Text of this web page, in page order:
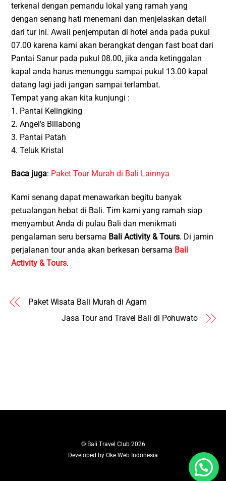
terkenal dengan pemandu lokal yang ramah yang
dengan senang hati menemani dan menjelaskan detail
dari tur ini. Awali penjemputan di hotel anda pada pukul
07.00 karena kami akan berangkat dengan fast boat dari
Pantai Sanur pada pukul 08.00, jika anda ketinggalan
kapal anda harus menunggu sampai pukul 13.00 kapal
datang lagi jadi jangan sampai terlambat.
Tempat yang akan kita kunjungi :
1. Pantai Kelingking
2. Angel’s Billabong
3. Pantai Patah
4. Teluk Kristal
Baca juga: Paket Tour Murah di Bali Lainnya
Kami senang dapat menawarkan begitu banyak
petualangan hebat di Bali. Tim kami yang ramah siap
menyambut Anda di pulau Bali dan menikmati
pengalaman seru bersama Bali Activity & Tours. Di jamin
perjalanan tour anda akan berkesan bersama Bali
Activity & Tours.
Paket Wisata Bali Murah di Agam
Jasa Tour and Travel Bali di Pohuwato
© Bali Travel Club2026
Developed by Oke Web Indonesia